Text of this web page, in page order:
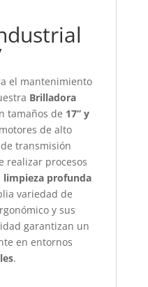
el mantenimiento
Brilladora
tamaños de 17” y
de alto
transmisión
realizar procesos
profunda
variedad de
y sus
garantizan un
en entornos
.